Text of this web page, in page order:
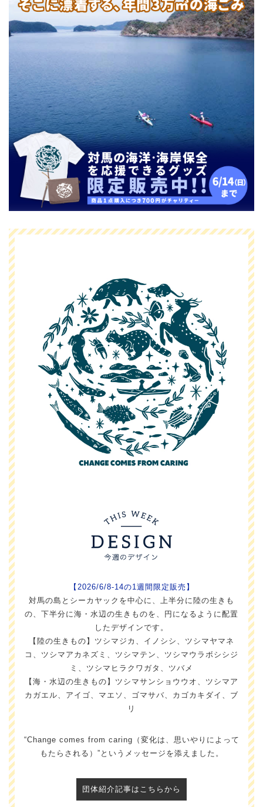
【2026/6/8-14の1週間限定販売】
対馬の島とシーカヤックを中心に、上半分に陸の生きも
の、下半分に海・水辺の生きものを、円になるように配置
したデザインです。
【陸の生きもの】ツシマジカ、イノシシ、ツシマヤマネ
コ、ツシマアカネズミ、ツシマテン、ツシマウラボシシジ
ミ、ツシマヒラクワガタ、ツバメ
【海・水辺の生きもの】ツシマサンショウウオ、ツシマア
カガエル、アイゴ、マエソ、ゴマサバ、カゴカキダイ、ブ
リ
“Change comes from caring（変化は、思いやりによって
もたらされる）”というメッセージを添えました。
団体紹介記事はこちらから